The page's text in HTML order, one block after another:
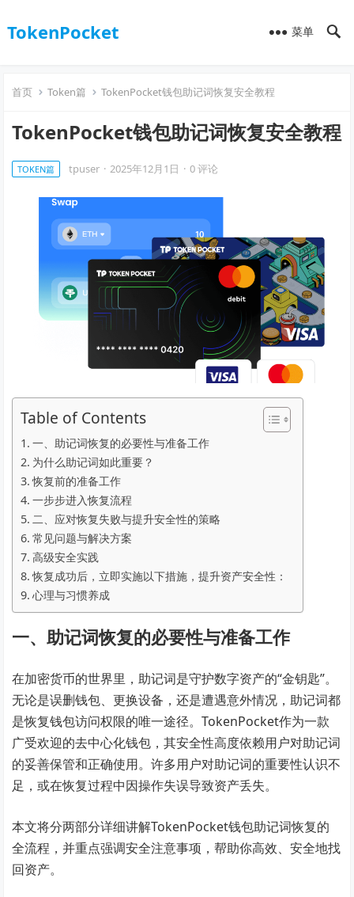
TokenPocket 菜单
首页 Token篇 TokenPocket钱包助记词恢复安全教程
TokenPocket钱包助记词恢复安全教程
TOKEN篇 tpuser · 2025年12月1日 · 0 评论
Table of Contents
一、助记词恢复的必要性与准备工作
为什么助记词如此重要？
恢复前的准备工作
一步步进入恢复流程
二、应对恢复失败与提升安全性的策略
常见问题与解决方案
高级安全实践
恢复成功后，立即实施以下措施，提升资产安全性：
心理与习惯养成
一、助记词恢复的必要性与准备工作
在加密货币的世界里，助记词是守护数字资产的“金钥匙”。
无论是误删钱包、更换设备，还是遭遇意外情况，助记词都
是恢复钱包访问权限的唯一途径。TokenPocket作为一款
广受欢迎的去中心化钱包，其安全性高度依赖用户对助记词
的妥善保管和正确使用。许多用户对助记词的重要性认识不
足，或在恢复过程中因操作失误导致资产丢失。
本文将分两部分详细讲解TokenPocket钱包助记词恢复的
全流程，并重点强调安全注意事项，帮助你高效、安全地找
回资产。